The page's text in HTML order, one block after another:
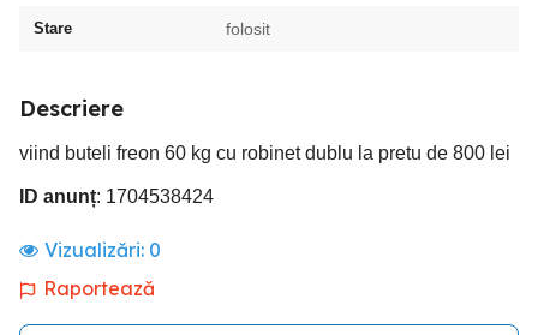
Stare folosit
Descriere
viind buteli freon 60 kg cu robinet dublu la pretu de 800 lei
ID anunț: 1704538424
Vizualizări: 0
Raportează